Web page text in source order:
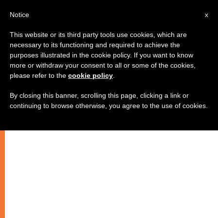
عندما ينضج الحبّ ، يترك الرجل أباه
وأمّه .. ما معنى هذا " الترك " ؟
x
Notice
This website or its third party tools use cookies, which are
necessary to its functioning and required to achieve the
purposes illustrated in the cookie policy. If you want to know
more or withdraw your consent to all or some of the cookies,
please refer to the cookie policy
By closing this banner, scrolling this page, clicking a link or
continuing to browse otherwise, you agree to the use of cookies.